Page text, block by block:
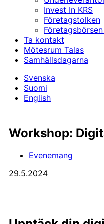
Invest In KRS
Företagstolken
Företagsbörsen
Ta kontakt
Mötesrum Talas
Samhällsdagarna
Svenska
Suomi
English
Workshop:
Evenemang
29.5.2024